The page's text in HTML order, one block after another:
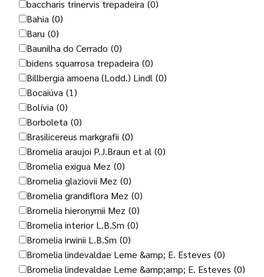
baccharis trinervis trepadeira (0)
Bahia (0)
Baru (0)
Baunilha do Cerrado (0)
bidens squarrosa trepadeira (0)
Billbergia amoena (Lodd.) Lindl (0)
Bocaiúva (1)
Bolívia (0)
Borboleta (0)
Brasilicereus markgrafii (0)
Bromelia araujoi P.J.Braun et al (0)
Bromelia exigua Mez (0)
Bromelia glaziovii Mez (0)
Bromelia grandiflora Mez (0)
Bromelia hieronymii Mez (0)
Bromelia interior L.B.Sm (0)
Bromelia irwinii L.B.Sm (0)
Bromelia lindevaldae Leme &amp; E. Esteves (0)
Bromelia lindevaldae Leme &amp;amp; E. Esteves (0)